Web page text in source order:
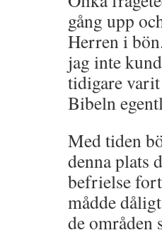
gång upp
Herren i
jag inte
tidigare
Bibeln
Med tiden
denna plats
befrielse
mådde
de områden